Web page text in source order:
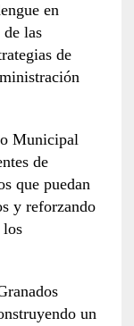
en
las
de
Municipal
de
que puedan
y reforzando
los
un